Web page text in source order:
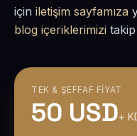
için iletişim sayfamıza
blog içeriklerimizi
TEK & ŞEFFAF FIYAT
50 USD+